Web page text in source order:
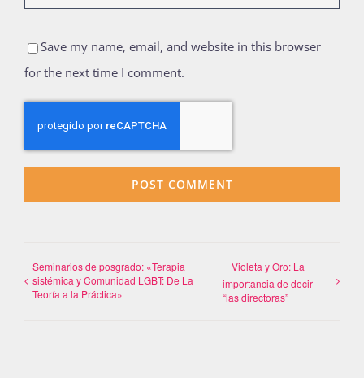
Save my name, email, and website in this browser
for the next time I comment.
Seminarios de posgrado: «Terapia
sistémica y Comunidad LGBT: De La
Teoría a la Práctica»
Violeta y Oro: La
importancia de decir
“las directoras”